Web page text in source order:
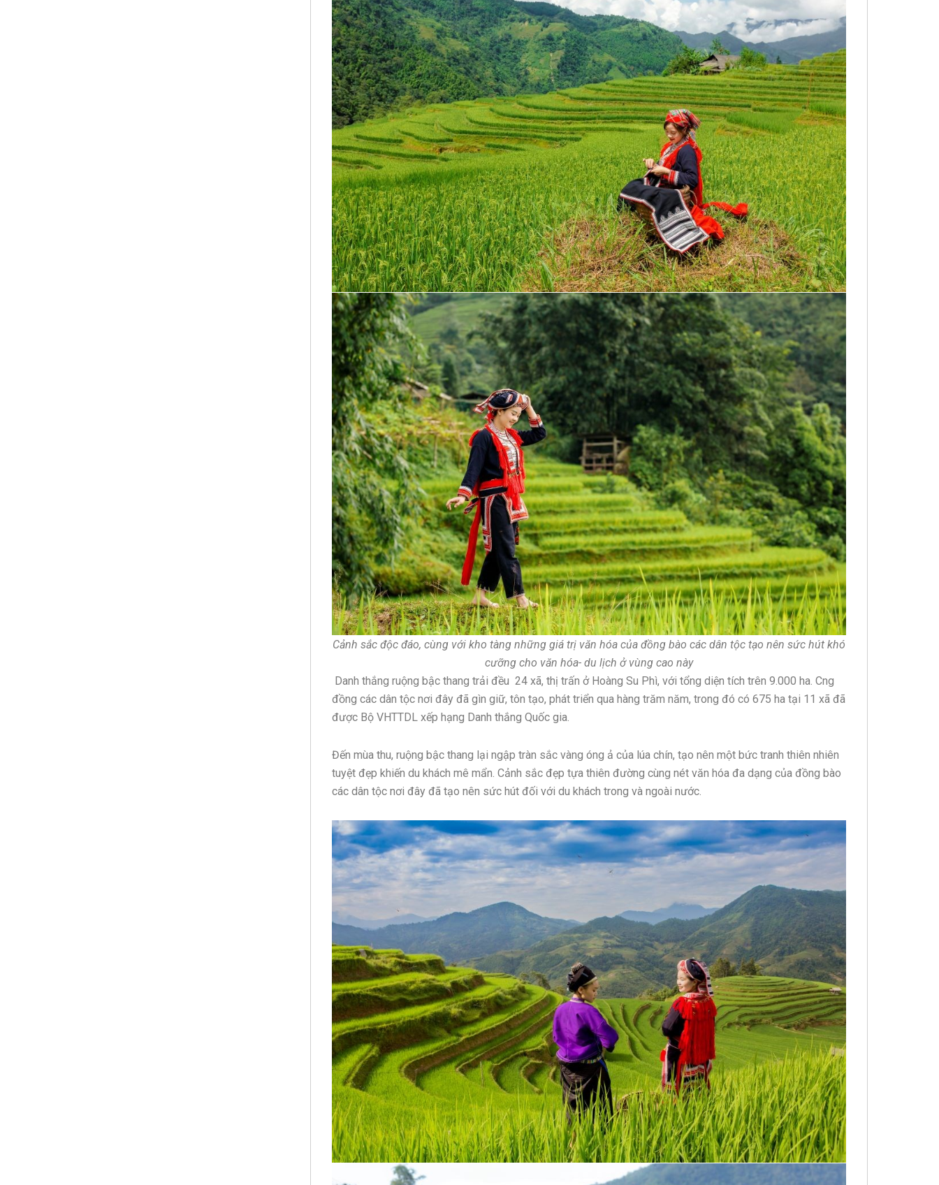
Cảnh sắc độc đáo, cùng với kho tàng những giá trị văn hóa của đồng bào các dân tộc tạo nên sức hút khó
cưỡng cho văn hóa- du lịch ở vùng cao này
Danh thắng ruộng bậc thang trải đều 24 xã, thị trấn ở Hoàng Su Phì, với tổng diện tích trên 9.000 ha. Cng
đồng các dân tộc nơi đây đã gìn giữ, tôn tạo, phát triển qua hàng trăm năm, trong đó có 675 ha tại 11 xã đã
được Bộ VHTTDL xếp hạng Danh thắng Quốc gia.
Đến mùa thu, ruộng bậc thang lại ngập tràn sắc vàng óng ả của lúa chín, tạo nên một bức tranh thiên nhiên
tuyệt đẹp khiến du khách mê mẩn. Cảnh sắc đẹp tựa thiên đường cùng nét văn hóa đa dạng của đồng bào
các dân tộc nơi đây đã tạo nên sức hút đối với du khách trong và ngoài nước.